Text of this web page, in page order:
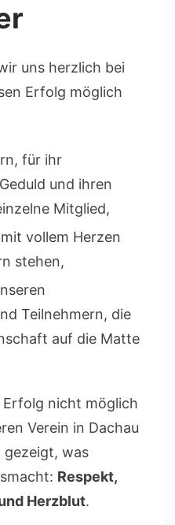
uns herzlich bei
Erfolg möglich
für ihr
und ihren
Mitglied,
vollem Herzen
stehen,
Teilnehmern, die
auf die Matte
Erfolg nicht möglich
Verein in Dachau
was
Respekt,
Herzblut.